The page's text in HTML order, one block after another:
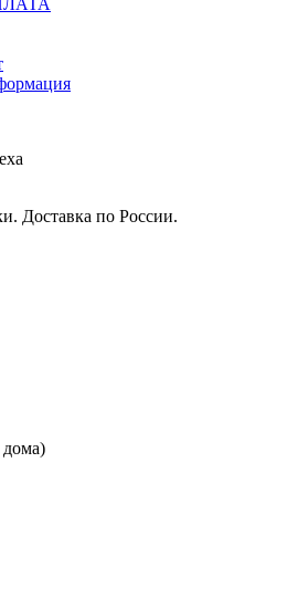
Доставка по России.
дома)